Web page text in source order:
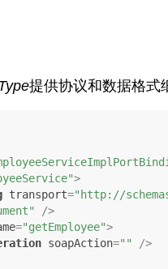
提供协议和数据格式
>
transport="http://
/>
="getEmployee">
soapAction=""
/>